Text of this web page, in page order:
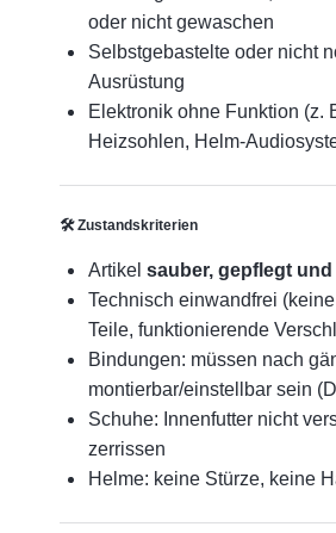
oder nicht gewaschen
Selbstgebastelte oder nicht
Ausrüstung
Elektronik ohne Funktion (z.
Heizsohlen, Helm-
🛠️ Zustandskriterien
Artikel sauber, gepflegt
Technisch einwandfrei
Teile, funktionierende
Bindungen: müssen nach
montierbar/einstellbar sein
Schuhe: Innenfutter nicht
zerrissen
Helme: keine Stürze, keine